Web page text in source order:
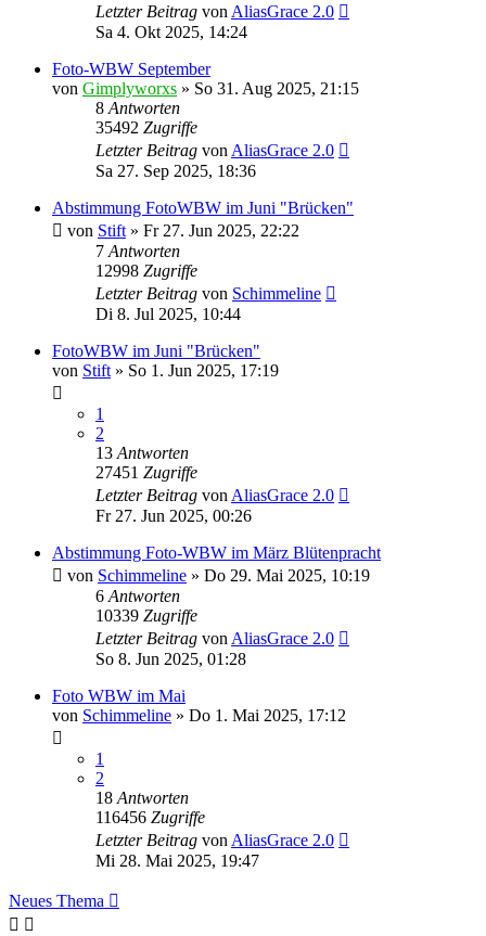
Letzter Beitrag von AliasGrace 2.0
Sa 4. Okt 2025, 14:24
Foto-WBW September
von Gimplyworxs » So 31. Aug 2025, 21:15
8 Antworten
35492 Zugriffe
Letzter Beitrag von AliasGrace 2.0
Sa 27. Sep 2025, 18:36
Abstimmung FotoWBW im Juni "Brücken"
von Stift » Fr 27. Jun 2025, 22:22
7 Antworten
12998 Zugriffe
Letzter Beitrag von Schimmeline
Di 8. Jul 2025, 10:44
FotoWBW im Juni "Brücken"
von Stift » So 1. Jun 2025, 17:19
1
2
13 Antworten
27451 Zugriffe
Letzter Beitrag von AliasGrace 2.0
Fr 27. Jun 2025, 00:26
Abstimmung Foto-WBW im März Blütenpracht
von Schimmeline » Do 29. Mai 2025, 10:19
6 Antworten
10339 Zugriffe
Letzter Beitrag von AliasGrace 2.0
So 8. Jun 2025, 01:28
Foto WBW im Mai
von Schimmeline » Do 1. Mai 2025, 17:12
1
2
18 Antworten
116456 Zugriffe
Letzter Beitrag von AliasGrace 2.0
Mi 28. Mai 2025, 19:47
Neues Thema